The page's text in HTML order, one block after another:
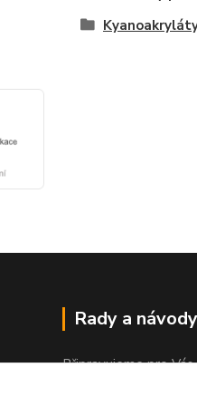
Rady a návody
Připravujeme pro